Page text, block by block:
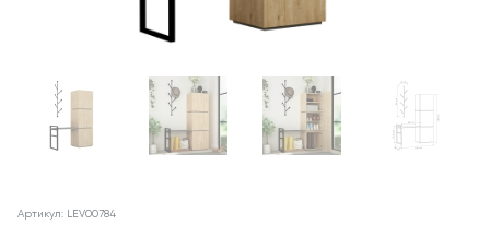
Артикул: LEV00784